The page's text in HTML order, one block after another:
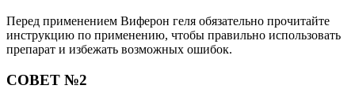
Перед применением Виферон геля обязательно прочитайте
инструкцию по применению, чтобы правильно использовать
препарат и избежать возможных ошибок.
СОВЕТ №2